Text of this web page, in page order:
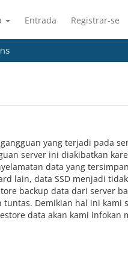
Entrada Registrar-se
yang terjadi pada
server ini diakibatkan
data yang
lain, data SSD menjadi
backup data dari server
Demikian hal ini kami
data akan kami infokan